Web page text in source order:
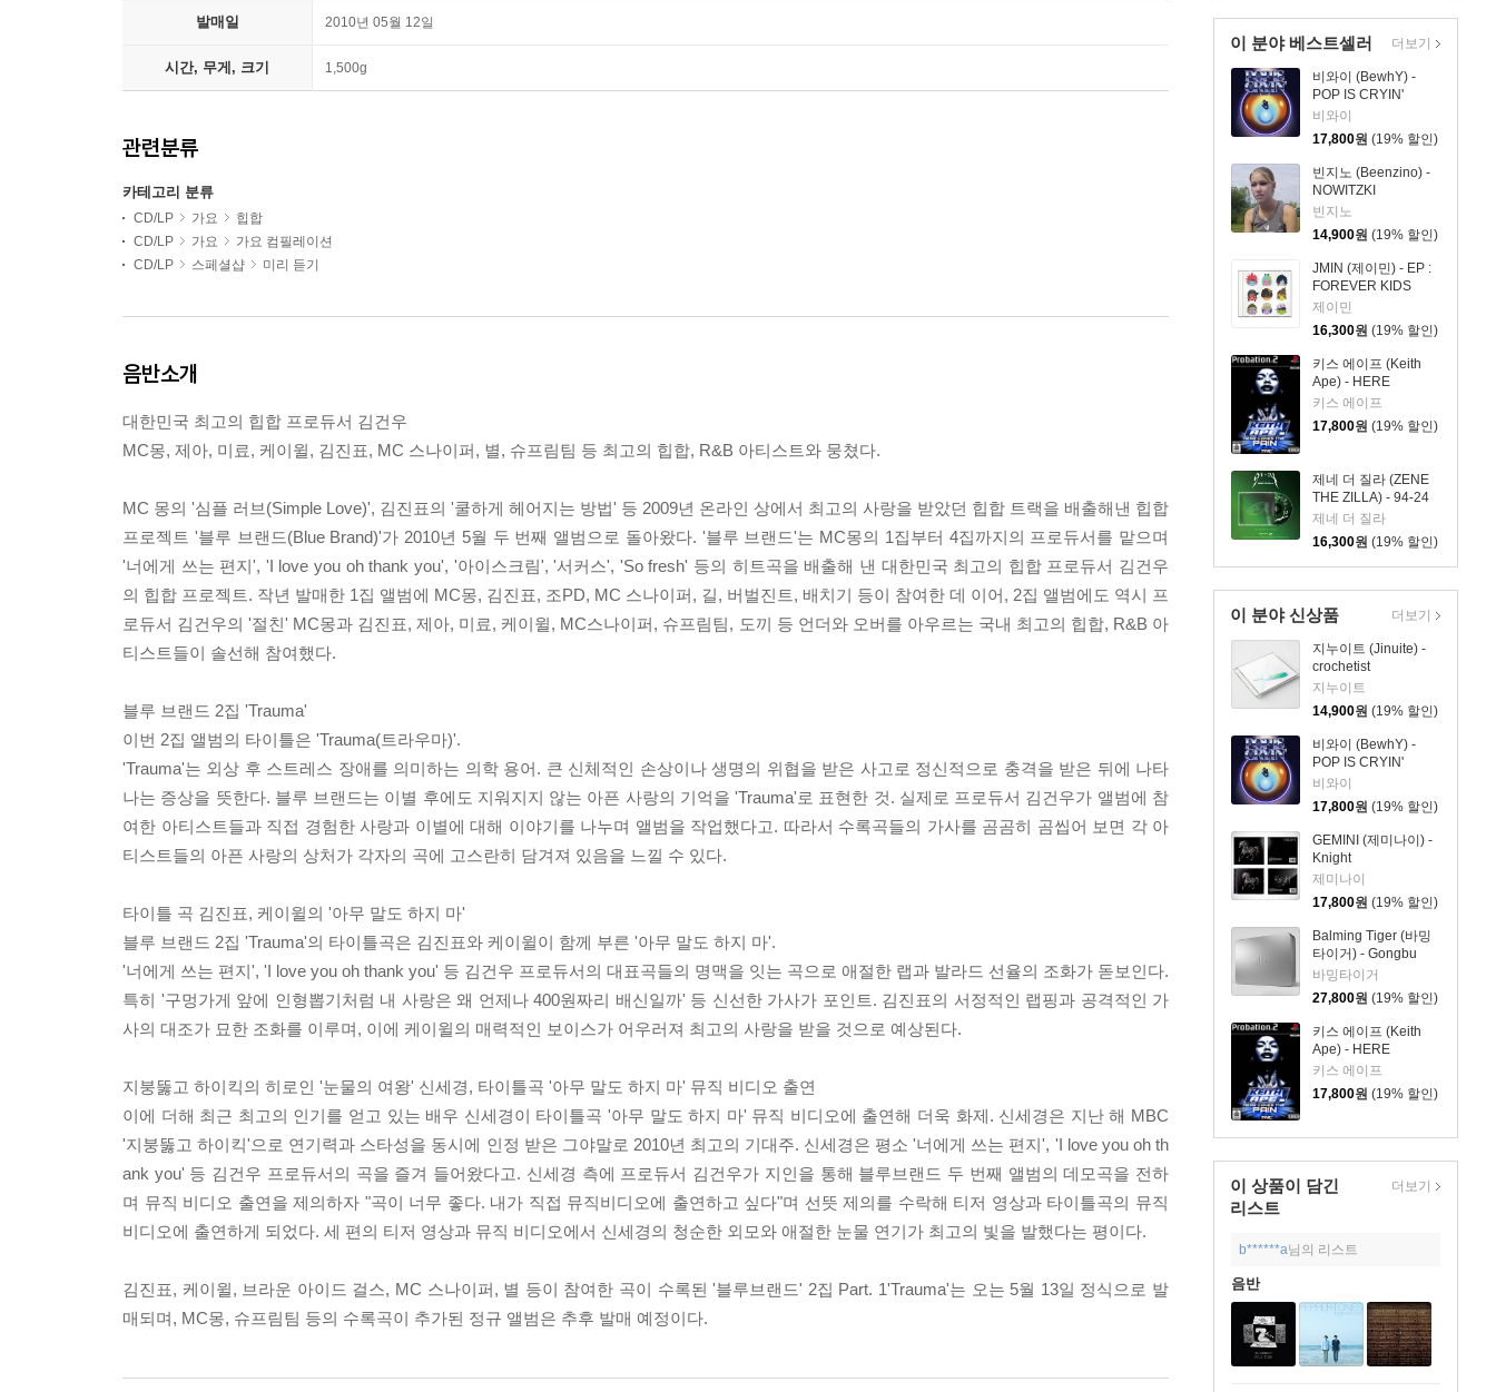
이 분야 베스트셀러
비와이 (BewhY) -
POP IS CRYIN'
비와이
17,800원 (19% 할인)
빈지노 (Beenzino) -
NOWITZKI
빈지노
14,900원 (19% 할인)
JMIN (제이민) - EP :
FOREVER KIDS
제이민
16,300원 (19% 할인)
키스 에이프 (Keith
Ape) - HERE
COMES THE PAIN!
키스 에이프
17,800원 (19% 할인)
제네 더 질라 (ZENE
THE ZILLA) - 94-24
제네 더 질라
16,300원 (19% 할인)
더보기
이 분야 신상품
지누이트 (Jinuite) -
crochetist
지누이트
14,900원 (19% 할인)
비와이 (BewhY) -
POP IS CRYIN'
비와이
17,800원 (19% 할인)
GEMINI (제미나이) -
Knight
제미나이
17,800원 (19% 할인)
Balming Tiger (바밍
타이거) - Gongbu
바밍타이거
27,800원 (19% 할인)
키스 에이프 (Keith
Ape) - HERE
COMES THE PAIN!
키스 에이프
17,800원 (19% 할인)
더보기
이 상품이 담긴
리스트
더보기
b******a님의 리스트
음반
발매일 2010년 05월 12일
시간, 무게, 크기 1,500g
관련분류
카테고리 분류
CD/LP 가요
힙합
CD/LP
가요
가요 컴필레이션
CD/LP
스페셜샵 미리 듣기
음반소개
대한민국 최고의 힙합 프로듀서 김건우
MC몽, 제아, 미료, 케이윌, 김진표, MC 스나이퍼, 별, 슈프림팀 등 최고의 힙합, R&B 아티스트와 뭉쳤다.
MC 몽의 '심플 러브(Simple Love)', 김진표의 '쿨하게 헤어지는 방법' 등 2009년 온라인 상에서 최고의 사랑을 받았던 힙합 트랙을 배출해낸 힙합
프로젝트 '블루 브랜드(Blue Brand)'가 2010년 5월 두 번째 앨범으로 돌아왔다. '블루 브랜드'는 MC몽의 1집부터 4집까지의 프로듀서를 맡으며
'너에게 쓰는 편지', 'I love you oh thank you', '아이스크림', '서커스', 'So fresh' 등의 히트곡을 배출해 낸 대한민국 최고의 힙합 프로듀서 김건우
의 힙합 프로젝트. 작년 발매한 1집 앨범에 MC몽, 김진표, 조PD, MC 스나이퍼, 길, 버벌진트, 배치기 등이 참여한 데 이어, 2집 앨범에도 역시 프
로듀서 김건우의 '절친' MC몽과 김진표, 제아, 미료, 케이윌, MC스나이퍼, 슈프림팀, 도끼 등 언더와 오버를 아우르는 국내 최고의 힙합, R&B 아
티스트들이 솔선해 참여했다.
블루 브랜드 2집 'Trauma'
이번 2집 앨범의 타이틀은 'Trauma(트라우마)'.
'Trauma'는 외상 후 스트레스 장애를 의미하는 의학 용어. 큰 신체적인 손상이나 생명의 위협을 받은 사고로 정신적으로 충격을 받은 뒤에 나타
나는 증상을 뜻한다. 블루 브랜드는 이별 후에도 지워지지 않는 아픈 사랑의 기억을 'Trauma'로 표현한 것. 실제로 프로듀서 김건우가 앨범에 참
여한 아티스트들과 직접 경험한 사랑과 이별에 대해 이야기를 나누며 앨범을 작업했다고. 따라서 수록곡들의 가사를 곰곰히 곰씹어 보면 각 아
티스트들의 아픈 사랑의 상처가 각자의 곡에 고스란히 담겨져 있음을 느낄 수 있다.
타이틀 곡 김진표, 케이윌의 '아무 말도 하지 마'
블루 브랜드 2집 'Trauma'의 타이틀곡은 김진표와 케이윌이 함께 부른 '아무 말도 하지 마'.
'너에게 쓰는 편지', 'I love you oh thank you' 등 김건우 프로듀서의 대표곡들의 명맥을 잇는 곡으로 애절한 랩과 발라드 선율의 조화가 돋보인다.
특히 '구멍가게 앞에 인형뽑기처럼 내 사랑은 왜 언제나 400원짜리 배신일까' 등 신선한 가사가 포인트. 김진표의 서정적인 랩핑과 공격적인 가
사의 대조가 묘한 조화를 이루며, 이에 케이윌의 매력적인 보이스가 어우러져 최고의 사랑을 받을 것으로 예상된다.
지붕뚫고 하이킥의 히로인 '눈물의 여왕' 신세경, 타이틀곡 '아무 말도 하지 마' 뮤직 비디오 출연
이에 더해 최근 최고의 인기를 얻고 있는 배우 신세경이 타이틀곡 '아무 말도 하지 마' 뮤직 비디오에 출연해 더욱 화제. 신세경은 지난 해 MBC
'지붕뚫고 하이킥'으로 연기력과 스타성을 동시에 인정 받은 그야말로 2010년 최고의 기대주. 신세경은 평소 '너에게 쓰는 편지', 'I love you oh th
ank you' 등 김건우 프로듀서의 곡을 즐겨 들어왔다고. 신세경 측에 프로듀서 김건우가 지인을 통해 블루브랜드 두 번째 앨범의 데모곡을 전하
며 뮤직 비디오 출연을 제의하자 "곡이 너무 좋다. 내가 직접 뮤직비디오에 출연하고 싶다"며 선뜻 제의를 수락해 티저 영상과 타이틀곡의 뮤직
비디오에 출연하게 되었다. 세 편의 티저 영상과 뮤직 비디오에서 신세경의 청순한 외모와 애절한 눈물 연기가 최고의 빛을 발했다는 평이다.
김진표, 케이윌, 브라운 아이드 걸스, MC 스나이퍼, 별 등이 참여한 곡이 수록된 '블루브랜드' 2집 Part. 1'Trauma'는 오는 5월 13일 정식으로 발
매되며, MC몽, 슈프림팀 등의 수록곡이 추가된 정규 앨범은 추후 발매 예정이다.